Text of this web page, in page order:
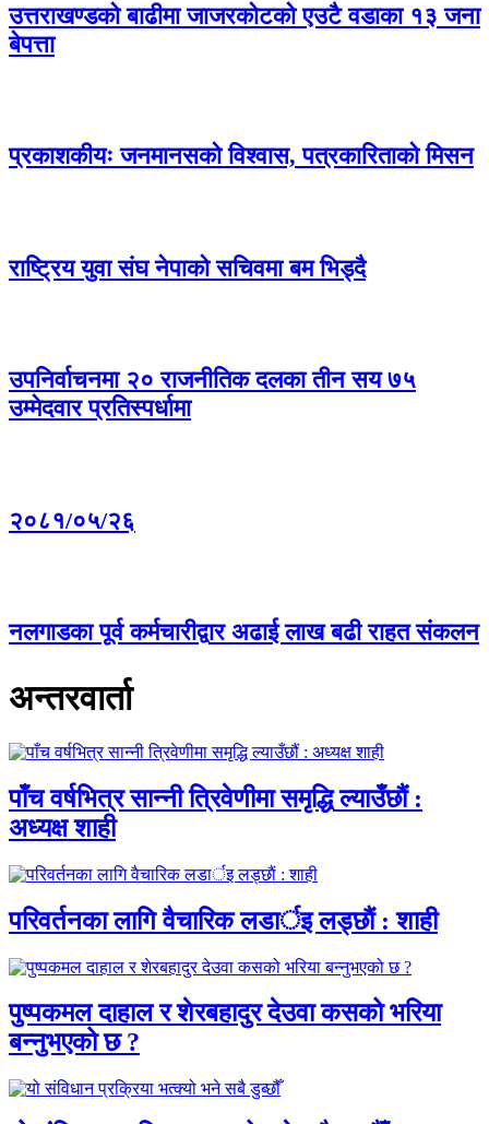
उत्तराखण्डको बाढीमा जाजरकोटको एउटै वडाका १३ जना
बेपत्ता
प्रकाशकीयः जनमानसको विश्वास, पत्रकारिताको मिसन
राष्ट्रिय युवा संघ नेपाको सचिवमा बम भिड्दै
उपनिर्वाचनमा २० राजनीतिक दलका तीन सय ७५
उम्मेदवार प्रतिस्पर्धामा
२०८१/०५/२६
नलगाडका पूर्व कर्मचारीद्वार अढाई लाख बढी राहत संकलन
अन्तरवार्ता
पाँच वर्षभित्र सान्नी त्रिवेणीमा समृद्धि ल्याउँछौं :
अध्यक्ष शाही
परिवर्तनका लागि वैचारिक लडार्इ लड्छाैं : शाही
पुष्पकमल दाहाल र शेरबहादुर देउवा कसको भरिया
बन्नुभएको छ ?